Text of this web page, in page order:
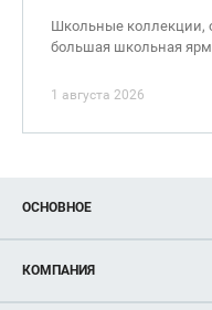
Школьные коллекции,
большая школьная
1 августа 2026
ОСНОВНОЕ
Новости
Магазины
КОМПАНИЯ